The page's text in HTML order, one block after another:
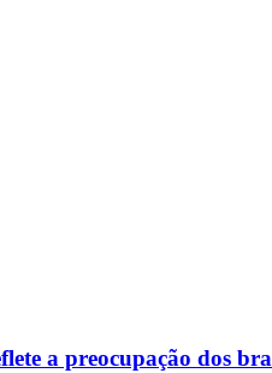
a preocupação dos